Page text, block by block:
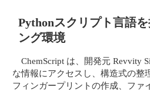
Pythonスクリプト言語
ング環境
ChemScript は、開発元 Revvity
な情報にアクセスし、構造式の整
フィンガープリントの作成、ファ